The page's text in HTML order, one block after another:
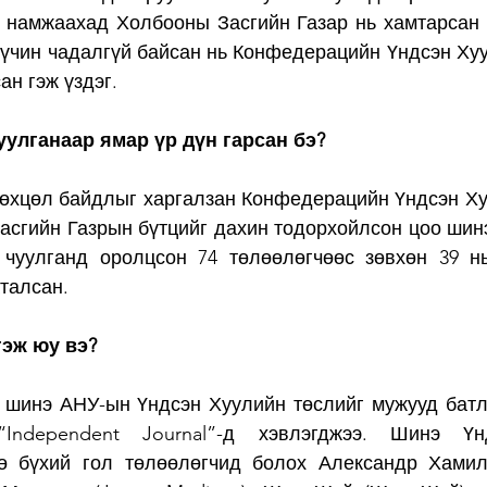
намжаахад Холбооны Засгийн Газар нь хамтарсан
чадалгүй байсан нь Конфедерацийн Үндсэн
гэж үздэг.
ямар үр дүн гарсан бэ?
байдлыг харгалзан Конфедерацийн Үндсэн
Газрын бүтцийг дахин тодорхойлсон цоо
оролцсон 74 төлөөлөгчөөс зөвхөн 39
юу вэ?
АНУ-ын Үндсэн Хуулийн төслийг мужууд
Journal”-д хэвлэгджээ. Шинэ
бүхий гол төлөөлөгчид болох Александр